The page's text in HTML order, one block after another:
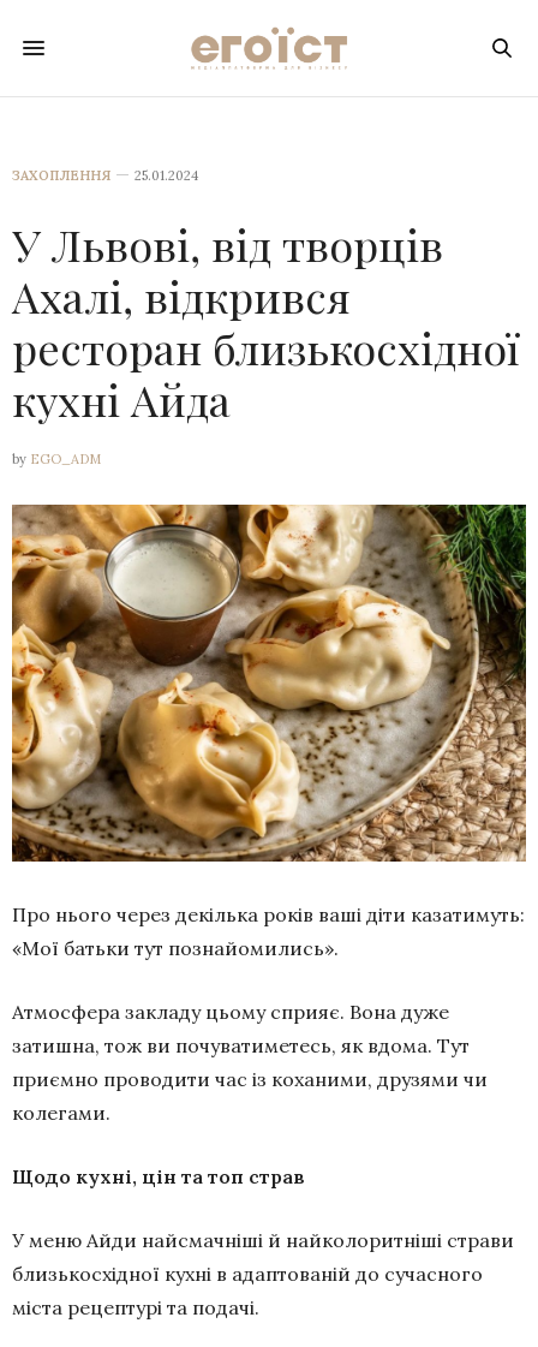
ЗАХОПЛЕННЯ 25.01.2024
У Львові, від творців
Ахалі, відкрився
ресторан близькосхідної
кухні Айда
by EGO_ADM
Про нього через декілька років ваші діти казатимуть:
«Мої батьки тут познайомились».
Атмосфера закладу цьому сприяє. Вона дуже
затишна, тож ви почуватиметесь, як вдома. Тут
приємно проводити час із коханими, друзями чи
колегами.
Щодо кухні, цін та топ страв
У меню Айди найсмачніші й найколоритніші страви
близькосхідної кухні в адаптованій до сучасного
міста рецептурі та подачі.